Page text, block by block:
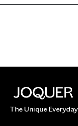
The Unique Everyday